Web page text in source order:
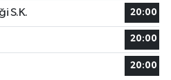
S.K. 20:00
20:00
20:00